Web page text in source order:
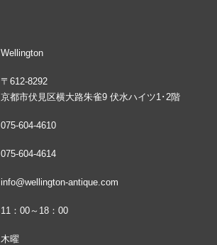
Wellington
〒612-8292
京都市伏見区横大路朱雀9 伏水ハイツ1･2階
075-604-4610
075-604-4614
info@wellington-antique.com
11：00～18：00
木曜